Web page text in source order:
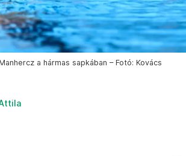
a hármas sapkában – Fotó: Kovács